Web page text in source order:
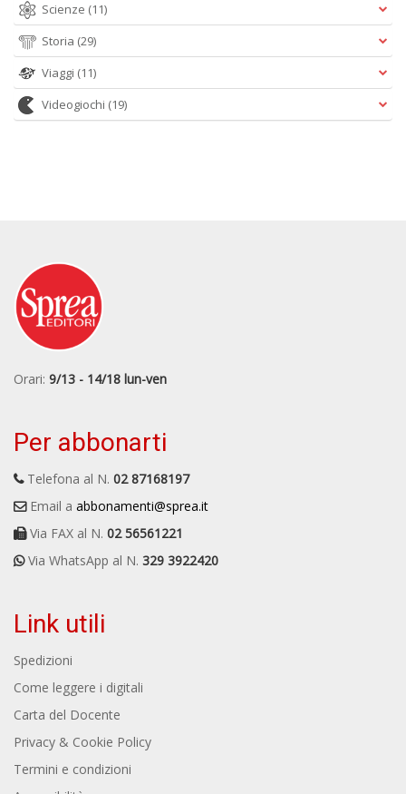
Scienze (11)
Storia (29)
Viaggi (11)
Videogiochi (19)
Orari: 9/13 - 14/18 lun-ven
Per abbonarti
Telefona al N. 02 87168197
Email a abbonamenti@sprea.it
Via FAX al N. 02 56561221
Via WhatsApp al N. 329 3922420
Link utili
Spedizioni
Come leggere i digitali
Carta del Docente
Privacy & Cookie Policy
Termini e condizioni